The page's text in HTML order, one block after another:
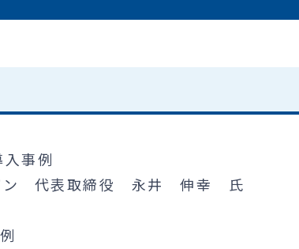
事例
パン 代表取締役 永井 伸幸 氏